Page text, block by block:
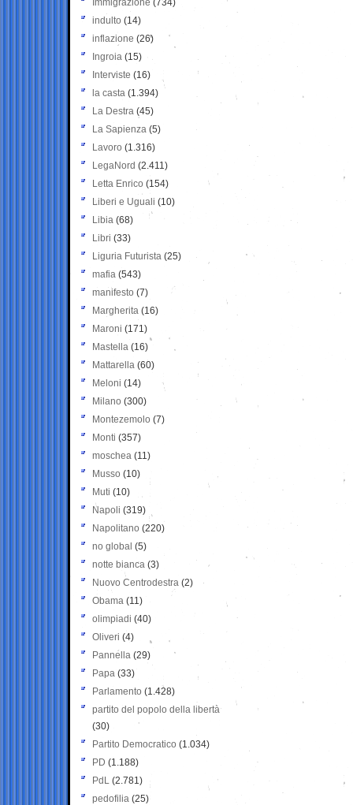
Immigrazione (734)
indulto (14)
inflazione (26)
Ingroia (15)
Interviste (16)
la casta (1.394)
La Destra (45)
La Sapienza (5)
Lavoro (1.316)
LegaNord (2.411)
Letta Enrico (154)
Liberi e Uguali (10)
Libia (68)
Libri (33)
Liguria Futurista (25)
mafia (543)
manifesto (7)
Margherita (16)
Maroni (171)
Mastella (16)
Mattarella (60)
Meloni (14)
Milano (300)
Montezemolo (7)
Monti (357)
moschea (11)
Musso (10)
Muti (10)
Napoli (319)
Napolitano (220)
no global (5)
notte bianca (3)
Nuovo Centrodestra (2)
Obama (11)
olimpiadi (40)
Oliveri (4)
Pannella (29)
Papa (33)
Parlamento (1.428)
partito del popolo della libertà
(30)
Partito Democratico (1.034)
PD (1.188)
PdL (2.781)
pedofilia (25)